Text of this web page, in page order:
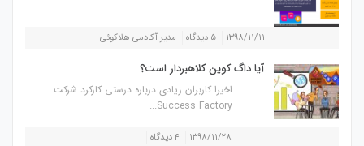
۱۳۹۸/۱۱/۱۱ ۵ دیدگاه مدیر آکادمی هلاکوئی
آیا داگ کوین کلاهبردار است؟
اخیرا کاربران زیادی درباره درستی کارکرد شرکت
Success Factory...
۱۳۹۸/۱۱/۲۸ ۴ دیدگاه ...